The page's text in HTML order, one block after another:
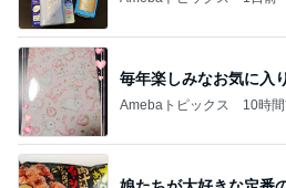
毎年楽しみなお気に入
Amebaトピックス 10時